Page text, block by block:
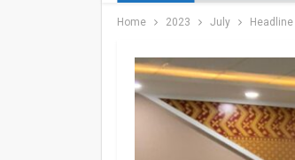
Home 2023 July Headline